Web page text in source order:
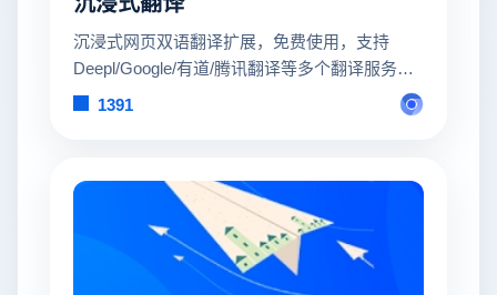
沉浸式网页双语翻译扩展，免费使用，支持
Deepl/Google/有道/腾讯翻译等多个翻译服务，
支持 Firefox/Chrome/油猴脚本，亦可在 iOS
1391